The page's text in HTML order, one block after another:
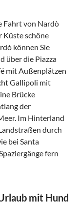
Fahrt von Nardò
Küste schöne
können Sie
über die Piazza
mit Außenplätzen
Gallipoli mit
Brücke
der
Im Hinterland
durch
bei Santa
fern
mit Hund